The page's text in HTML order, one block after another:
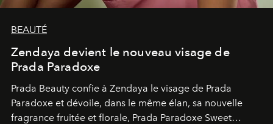
BEAUTÉ
Zendaya devient le nouveau visage de
Prada Paradoxe
Prada Beauty confie à Zendaya le visage de Prada
Paradoxe et dévoile, dans le même élan, sa nouvelle
fragrance fruitée et florale, Prada Paradoxe Sweet